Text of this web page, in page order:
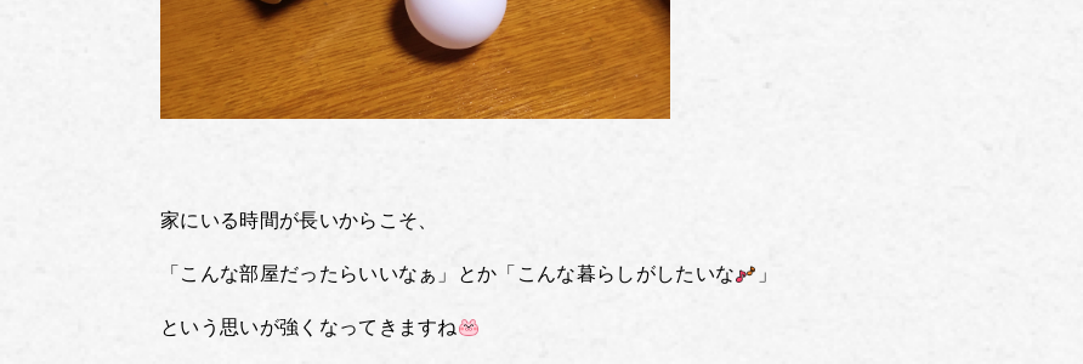
家にいる時間が長いからこそ、
「こんな部屋だったらいいなぁ」とか「こんな暮らしがしたいな 」
という思いが強くなってきますね